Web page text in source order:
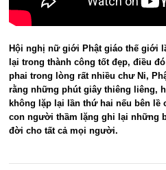
Hội nghị nữ giới Phật giáo thế giới
lại trong thành công tốt đẹp, điều
phai trong lòng rất nhiều chư Ni,
rằng những phút giây thiêng liêng,
không lặp lại lần thứ hai nếu bên lề
con người thầm lặng ghi lại những
đời cho tất cả mọi người.